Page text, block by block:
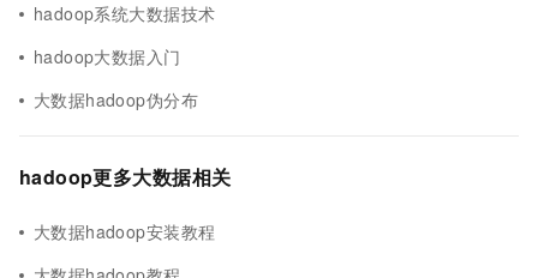
hadoop系统大数据技术
hadoop大数据入门
大数据hadoop伪分布
hadoop更多大数据相关
大数据hadoop安装教程